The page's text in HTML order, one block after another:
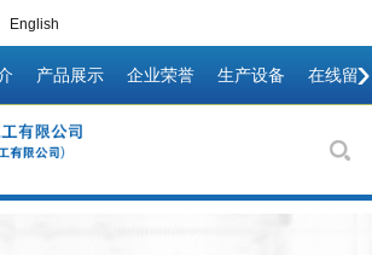
English
产品展示 企业荣誉 生产设备 在线留›